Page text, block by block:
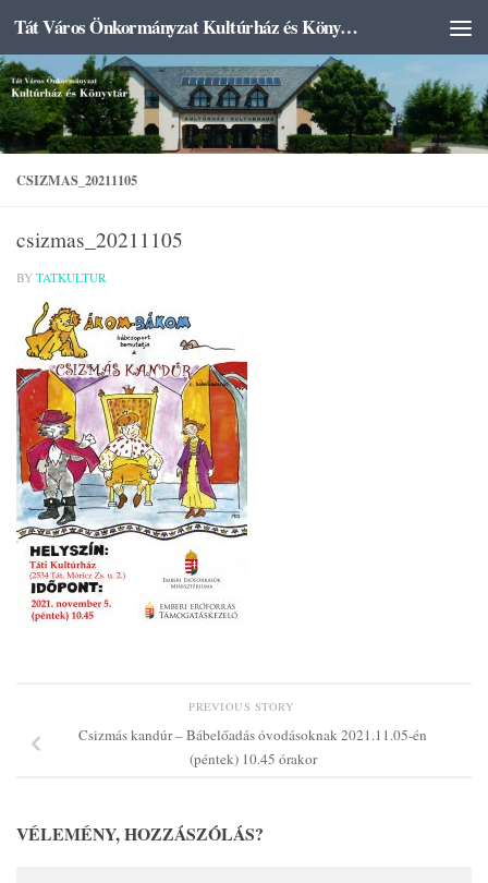
Skip to content Tát Város Önkormányzat Kultúrház és Könyvtár
CSIZMAS_20211105
csizmas_20211105
BY TATKULTUR
PREVIOUS STORY
Csizmás kandúr – Bábelőadás óvodásoknak 2021.11.05-én
(péntek) 10.45 órakor
VÉLEMÉNY, HOZZÁSZÓLÁS?